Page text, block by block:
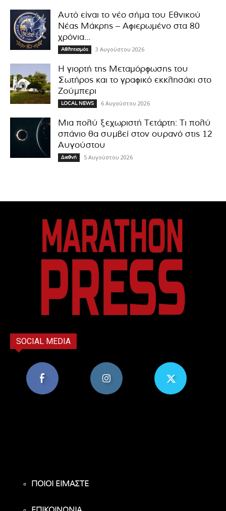
Αυτό είναι το νέο σήμα του Εθνικού
Νέας Μάκρης – Αφιερωμένο στα 80
χρόνια...
Αθλητισμός 3 Αυγούστου 2026
Η γιορτή της Μεταμόρφωσης του
Σωτήρος και το γραφικό εκκλησάκι στο
Ζούμπερι
LOCAL NEWS 6 Αυγούστου 2026
Μια πολύ ξεχωριστή Τετάρτη: Τι πολύ
σπάνιο θα συμβεί στον ουρανό στις 12
Αυγούστου
Διεθνή 5 Αυγούστου 2026
SOCIAL MEDIA
ΠΟΙΟΙ ΕΙΜΑΣΤΕ